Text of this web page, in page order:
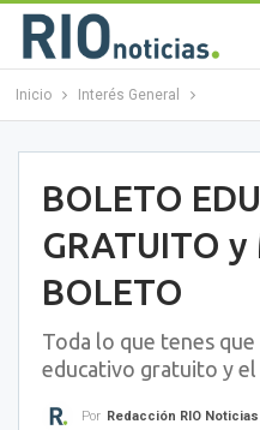
Inicio Interés General
BOLETO
GRATUITO y
BOLETO
Toda lo que tenes
educativo gratuito y
Por Redacción RIO Noticias